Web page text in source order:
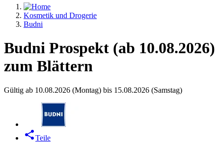
Kosmetik und Drogerie
Budni
Budni Prospekt (ab 10.08.2026)
zum Blättern
Gültig ab 10.08.2026 (Montag) bis 15.08.2026 (Samstag)
Teile